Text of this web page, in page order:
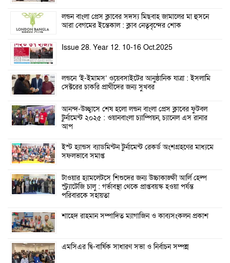
লন্ডন বাংলা প্রেস ক্লাবের সদস্য মিছবাহ জামালের মা হুসনে
আরা বেগমের ইন্তেকাল : ক্লাব নেতৃবৃন্দের শোক
Issue 28. Year 12. 10-16 Oct.2025
লন্ডনে ‘ই-ইমামস’ ওয়েবসাইটের আনুষ্ঠানিক যাত্রা : ইসলামি
সেক্টরের চাকরি প্রার্থীদের জন্য সুখবর
আনন্দ-উচ্ছ্বাসে শেষ হলো লন্ডন বাংলা প্রেস ক্লাবের ফুটবল
টুর্নামেন্ট ২০২৫ : ওয়ানবাংলা চ্যাম্পিয়ন, চ্যানেল এস রানার
আপ
ইস্ট হ্যান্ডস ব্যাডমিন্টন টুর্নামেন্ট রেকর্ড অংশগ্রহণের মাধ্যমে
সফলভাবে সমাপ্ত
টাওয়ার হ্যামলেটসে শিশুদের জন্য উচ্চাকাঙ্ক্ষী আর্লি হেল্প
স্ট্র্যাটেজি চালু : গর্ভাবস্থা থেকে প্রাপ্তবয়স্ক হওয়া পর্যন্ত
পরিবারকে সহায়তা
শাহেদ রাহমান সম্পাদিত ম্যাগাজিন ও কাব্যসংকলন প্রকাশ
এমসিএর দ্বি-বার্ষিক সাধারণ সভা ও নির্বাচন সম্পন্ন